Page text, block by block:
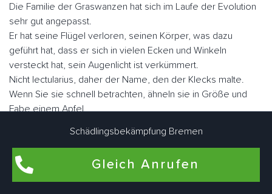
Die Familie der Graswanzen hat sich im Laufe der Evolution
sehr gut angepasst.
Er hat seine Flügel verloren, seinen Körper, was dazu
geführt hat, dass er sich in vielen Ecken und Winkeln
versteckt hat, sein Augenlicht ist verkümmert.
Nicht lectularius, daher der Name, den der Klecks malte.
Wenn Sie sie schnell betrachten, ähneln sie in Größe und
Fabe einem Apfel.
sind, aber sie können eine Größe von fast einem Zoll
Der Mensch ist der Hauptwirt blutsaugender Ektoparasiten.
Schädlingsbekämpfung Bremen
Gleich Anrufen